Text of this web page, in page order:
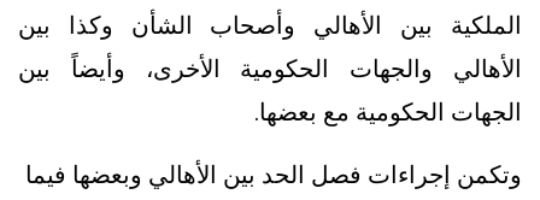
الملكية بين الأهالي وأصحاب الشأن وكذا بين
الأهالي والجهات الحكومية الأخرى، وأيضاً بين
الجهات الحكومية مع بعضها.
وتكمن إجراءات فصل الحد بين الأهالي وبعضها فيما